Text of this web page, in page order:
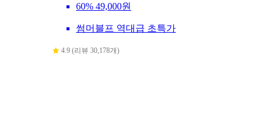
60% 49,000원
썸머블프 역대급 초특가
4.9 (리뷰 30,178개)